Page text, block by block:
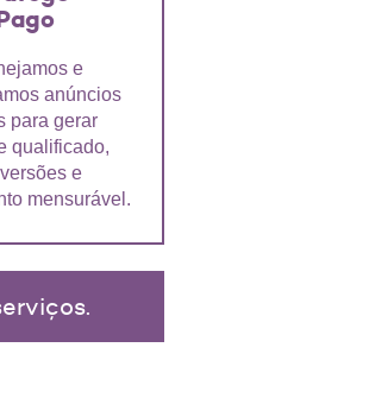
e
anúncios
para gerar
qualificado,
e
mensurável.